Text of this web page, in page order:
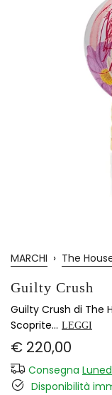
MARCHI › The
Guilty Crush
Guilty Crush di The
Scoprite... LEGGI
€ 220,00
Consegna
Disponibilità